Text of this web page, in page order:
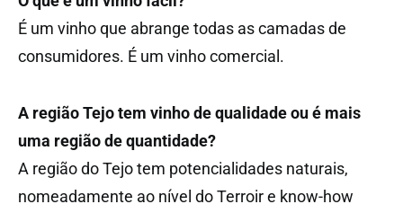
É um vinho que abrange todas as camadas de
consumidores. É um vinho comercial.
A região Tejo tem vinho de qualidade ou é mais
uma região de quantidade?
A região do Tejo tem potencialidades naturais,
nomeadamente ao nível do Terroir e know-how